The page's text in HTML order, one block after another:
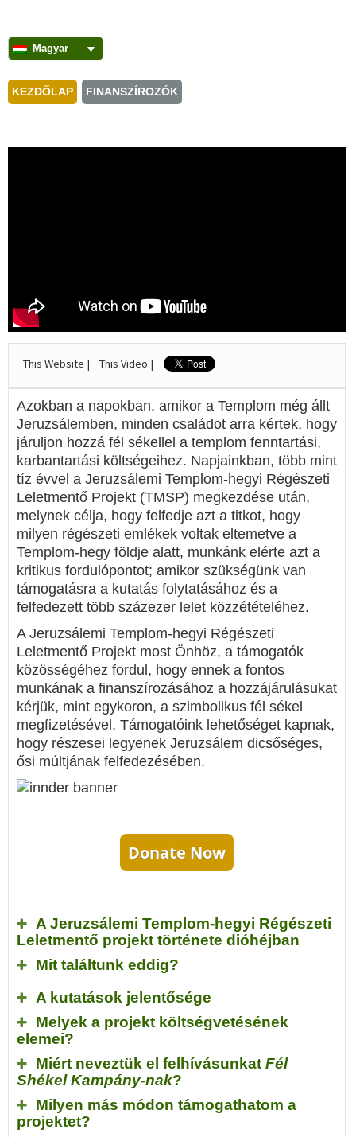
Magyar
KEZDŐLAP FINANSZÍROZÓK
This Website | This Video |
Azokban a napokban, amikor a Templom még állt
Jeruzsálemben, minden családot arra kértek, hogy
járuljon hozzá fél sékellel a templom fenntartási,
karbantartási költségeihez. Napjainkban, több mint
tíz évvel a Jeruzsálemi Templom-hegyi Régészeti
Leletmentő Projekt (TMSP) megkezdése után,
melynek célja, hogy felfedje azt a titkot, hogy
milyen régészeti emlékek voltak eltemetve a
Templom-hegy földje alatt, munkánk elérte azt a
kritikus fordulópontot; amikor szükségünk van
támogatásra a kutatás folytatásához és a
felfedezett több százezer lelet közzétételéhez.
A Jeruzsálemi Templom-hegyi Régészeti
Leletmentő Projekt most Önhöz, a támogatók
közösségéhez fordul, hogy ennek a fontos
munkának a finanszírozásához a hozzájárulásukat
kérjük, mint egykoron, a szimbolikus fél sékel
megfizetésével. Támogatóink lehetőséget kapnak,
hogy részesei legyenek Jeruzsálem dicsőséges,
ősi múltjának felfedezésében.
Donate Now
A Jeruzsálemi Templom-hegyi Régészeti
Leletmentő projekt története dióhéjban
Mit találtunk eddig?
A kutatások jelentősége
Melyek a projekt költségvetésének
elemei?
Miért neveztük el felhívásunkat Fél
Shékel Kampány-nak?
Milyen más módon támogathatom a
projektet?